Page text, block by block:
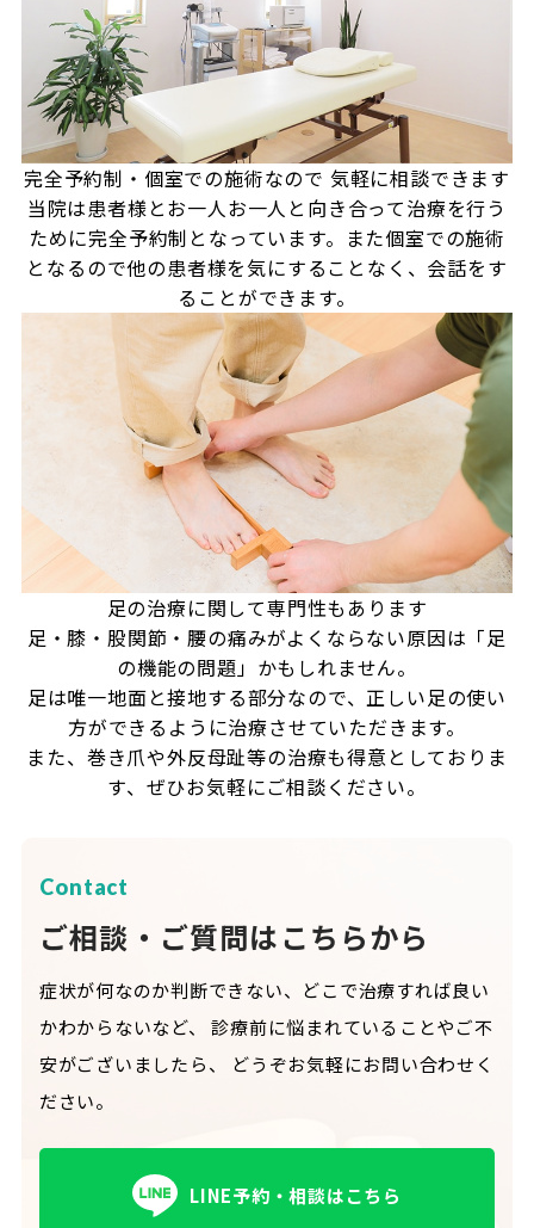
完全予約制・個室での施術なので 気軽に相談できます
当院は患者様とお一人お一人と向き合って治療を行う
ために完全予約制となっています。また個室での施術
となるので他の患者様を気にすることなく、会話をす
ることができます。
足の治療に関して専門性もあります
足・膝・股関節・腰の痛みがよくならない原因は「足
の機能の問題」かもしれません。
足は唯一地面と接地する部分なので、正しい足の使い
方ができるように治療させていただきます。
また、巻き爪や外反母趾等の治療も得意としておりま
す、ぜひお気軽にご相談ください。
Contact
ご相談・ご質問はこちらから
症状が何なのか判断できない、どこで治療すれば良い
かわからないなど、
診療前に悩まれていることやご不
安がございましたら、
どうぞお気軽にお問い合わせく
ださい。
LINE予約・相談はこちら